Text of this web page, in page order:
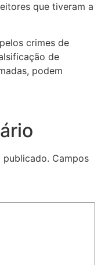
que tiveram a
crimes de
de
podem
publicado. Campos